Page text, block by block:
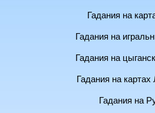
Гадания на
Гадания на
Гадания на
Гадания на
Гадания на